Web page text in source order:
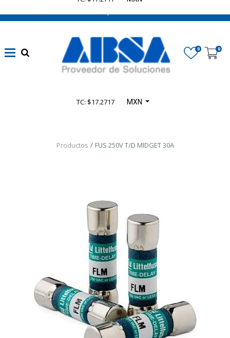
0 0
TC: $17.2717 MXN
Productos FUS 250V T/D MIDGET 30A